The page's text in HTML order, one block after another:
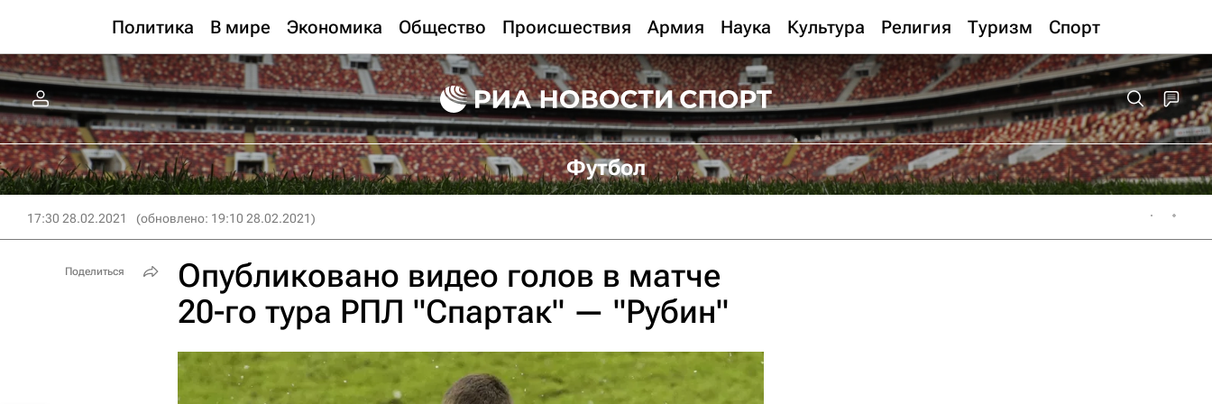
Политика В мире Экономика Общество Происшествия Армия Наука Культура Религия Туризм Спорт
Футбол
17:30 28.02.2021 (обновлено: 19:10 28.02.2021)
Опубликовано видео голов в матче
20-го тура РПЛ "Спартак" — "Рубин"
Поделиться